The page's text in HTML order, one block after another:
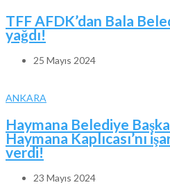
TFF AFDK’dan Bala
yağdı!
25 Mayıs 2024
ANKARA
Haymana Belediye
Haymana Kaplıcası’nı
verdi!
23 Mayıs 2024